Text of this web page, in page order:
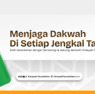
Himayah
Foundation
Menjaga
Dakwah
di